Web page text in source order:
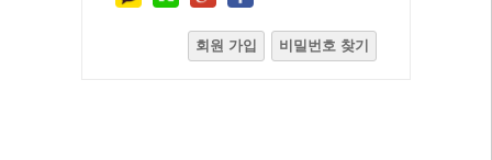
회원 가입 비밀번호 찾기